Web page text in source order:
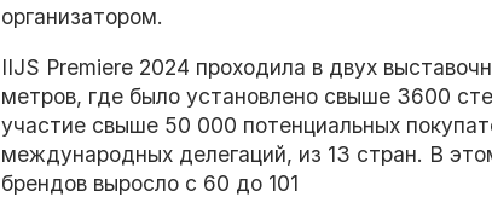
организатором.
IIJS Premiere 2024 проходила в двух
метров, где было установлено свыше 3600
участие свыше 50 000 потенциальных
международных делегаций, из 13 стран. В
брендов выросло с 60 до 101